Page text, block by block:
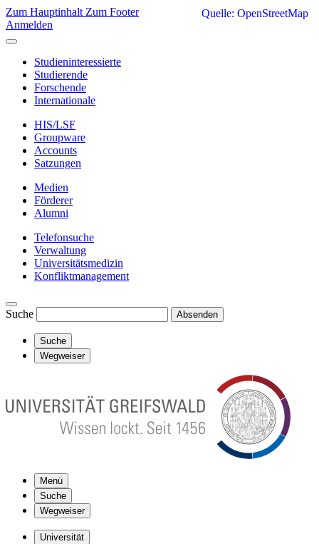
Zum Hauptinhalt Zum Footer
Anmelden
Studieninteressierte
Studierende
Forschende
Internationale
HIS/LSF
Groupware
Accounts
Satzungen
Medien
Förderer
Alumni
Telefonsuche
Verwaltung
Universitätsmedizin
Konfliktmanagement
Suche Absenden
Suche
Wegweiser
Menü
Suche
Wegweiser
Universität
Quelle: OpenStreetMap